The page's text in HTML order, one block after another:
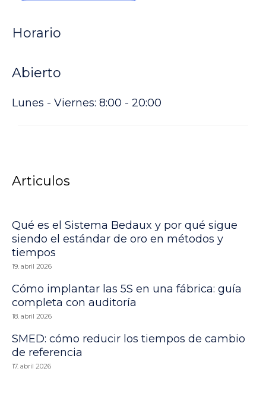
Horario
Abierto
Lunes - Viernes: 8:00 - 20:00
Articulos
Qué es el Sistema Bedaux y por qué sigue
siendo el estándar de oro en métodos y
tiempos
19. abril 2026
Cómo implantar las 5S en una fábrica: guía
completa con auditoría
18. abril 2026
SMED: cómo reducir los tiempos de cambio
de referencia
17. abril 2026